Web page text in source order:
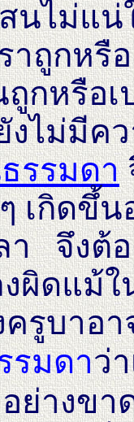
นไม่แน่
าถูกหรื
กหรือ
ไม่มีค
รรมดา
เกิดขึ้น
า จึงต้
ผิดแม้ใ
รูบาอ
รมดาว่
ย่างขา